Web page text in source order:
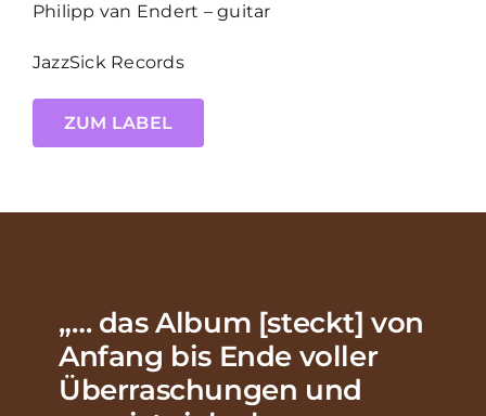
Philipp van Endert – guitar
JazzSick Records
ZUM LABEL
„… das Album [steckt] von
Anfang bis Ende voller
Überraschungen und